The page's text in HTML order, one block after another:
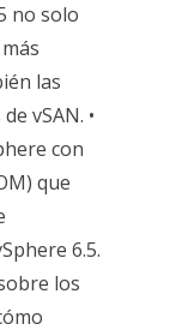
no solo
las
vSAN. •
con
que
6.5.
los